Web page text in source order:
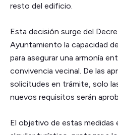
resto del edificio.
Esta decisión surge del
Ayuntamiento la capacidad
para asegurar una armonía
convivencia vecinal. De las
solicitudes en trámite, solo
nuevos requisitos serán
El objetivo de estas medidas